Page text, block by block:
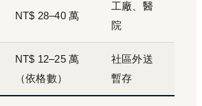
NT$ 28–40 萬
工廠、醫
院
NT$ 12–25 萬
（依格數）
社區外送
暫存